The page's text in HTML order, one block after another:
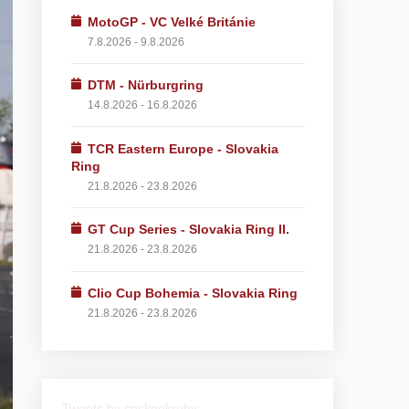
MotoGP - VC Velké Británie
7.8.2026 - 9.8.2026
DTM - Nürburgring
14.8.2026 - 16.8.2026
TCR Eastern Europe - Slovakia
Ring
21.8.2026 - 23.8.2026
GT Cup Series - Slovakia Ring II.
21.8.2026 - 23.8.2026
Clio Cup Bohemia - Slovakia Ring
21.8.2026 - 23.8.2026